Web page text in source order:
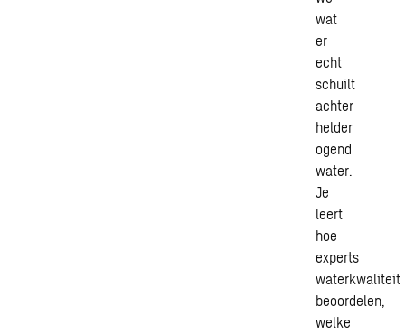
wat
er
echt
schuilt
achter
helder
ogend
water.
Je
leert
hoe
experts
waterkwaliteit
beoordelen,
welke